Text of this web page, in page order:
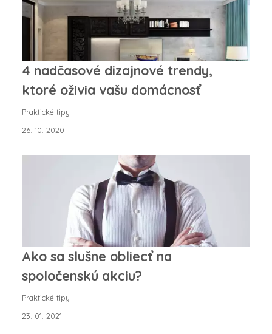
4 nadčasové dizajnové trendy,
ktoré oživia vašu domácnosť
Praktické tipy
26. 10. 2020
Ako sa slušne obliecť na
spoločenskú akciu?
Praktické tipy
23. 01. 2021